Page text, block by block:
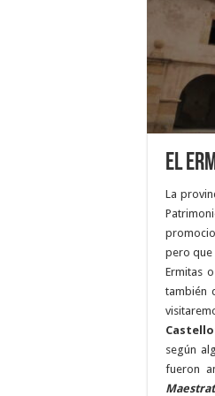
El
La
pero que
Ermitas
también
según
fueron